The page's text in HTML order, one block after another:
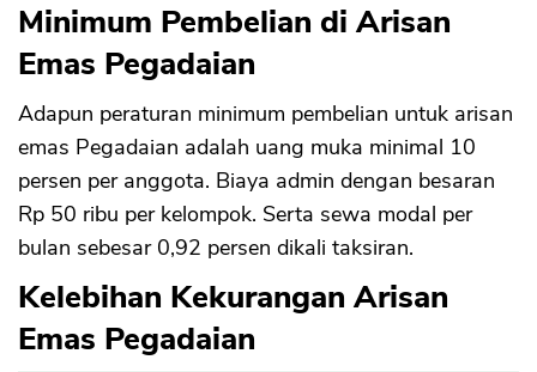
Minimum Pembelian di Arisan
Emas Pegadaian
Adapun peraturan minimum pembelian untuk arisan
emas Pegadaian adalah uang muka minimal 10
persen per anggota. Biaya admin dengan besaran
Rp 50 ribu per kelompok. Serta sewa modal per
bulan sebesar 0,92 persen dikali taksiran.
Kelebihan Kekurangan Arisan
Emas Pegadaian